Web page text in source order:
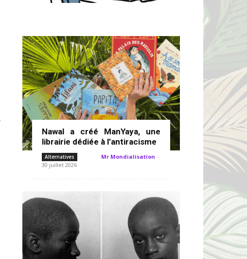
Nawal a créé ManYaya, une
librairie dédiée à l’antiracisme
Alternatives Mr Mondialisation -
30 juillet 2026